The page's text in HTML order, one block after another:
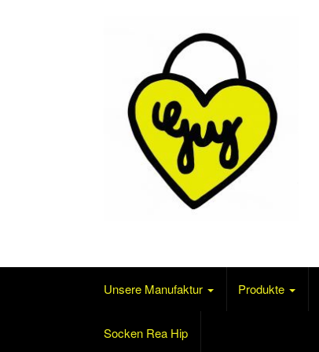
Unsere Manufaktur Produkte
Socken Rea Hip